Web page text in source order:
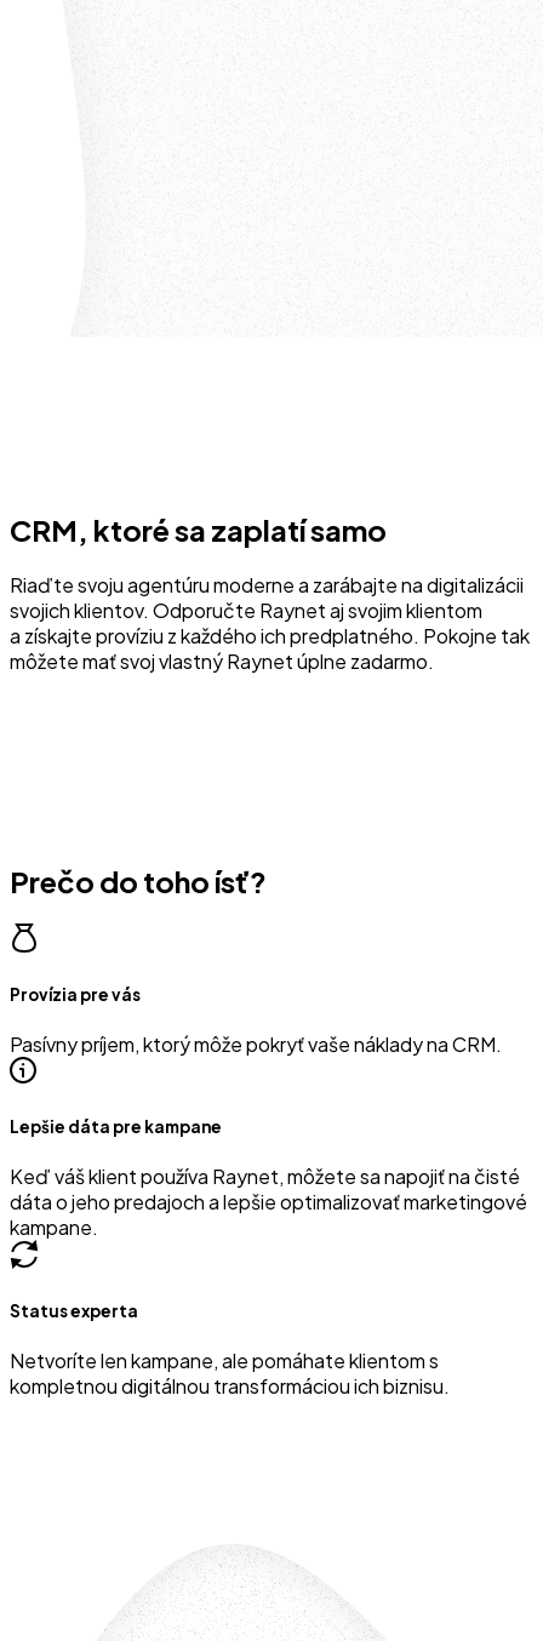
CRM, ktoré sa zaplatí samo
Riaďte svoju agentúru moderne a zarábajte na digitalizácii
svojich klientov. Odporučte Raynet aj svojim klientom
a získajte províziu z každého ich predplatného. Pokojne tak
môžete mať svoj vlastný Raynet úplne zadarmo.
Prečo do toho ísť?
Provízia pre vás
Pasívny príjem, ktorý môže pokryť vaše náklady na CRM.
Lepšie dáta pre kampane
Keď váš klient používa Raynet, môžete sa napojiť na čisté
dáta o jeho predajoch a lepšie optimalizovať marketingové
kampane.
Status experta
Netvoríte len kampane, ale pomáhate klientom s
kompletnou digitálnou transformáciou ich biznisu.